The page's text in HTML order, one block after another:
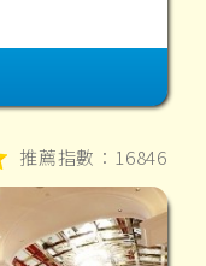
推薦指數：16846